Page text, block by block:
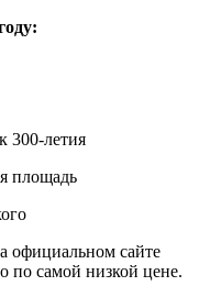
300-летия
площадь
официальном сайте
по самой низкой цене.